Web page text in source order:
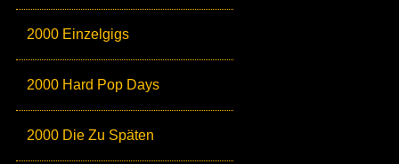
2000 Einzelgigs
2000 Hard Pop Days
2000 Die Zu Späten